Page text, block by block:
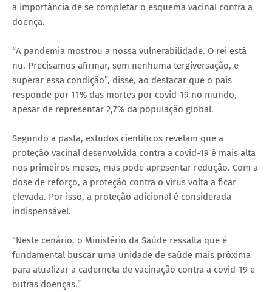
a importância de se completar o esquema vacinal contra a
doença.
“A pandemia mostrou a nossa vulnerabilidade. O rei está
nu. Precisamos afirmar, sem nenhuma tergiversação, e
superar essa condição”, disse, ao destacar que o país
responde por 11% das mortes por covid-19 no mundo,
apesar de representar 2,7% da população global.
Segundo a pasta, estudos científicos revelam que a
proteção vacinal desenvolvida contra a covid-19 é mais alta
nos primeiros meses, mas pode apresentar redução. Com a
dose de reforço, a proteção contra o vírus volta a ficar
elevada. Por isso, a proteção adicional é considerada
indispensável.
“Neste cenário, o Ministério da Saúde ressalta que é
fundamental buscar uma unidade de saúde mais próxima
para atualizar a caderneta de vacinação contra a covid-19 e
outras doenças.”